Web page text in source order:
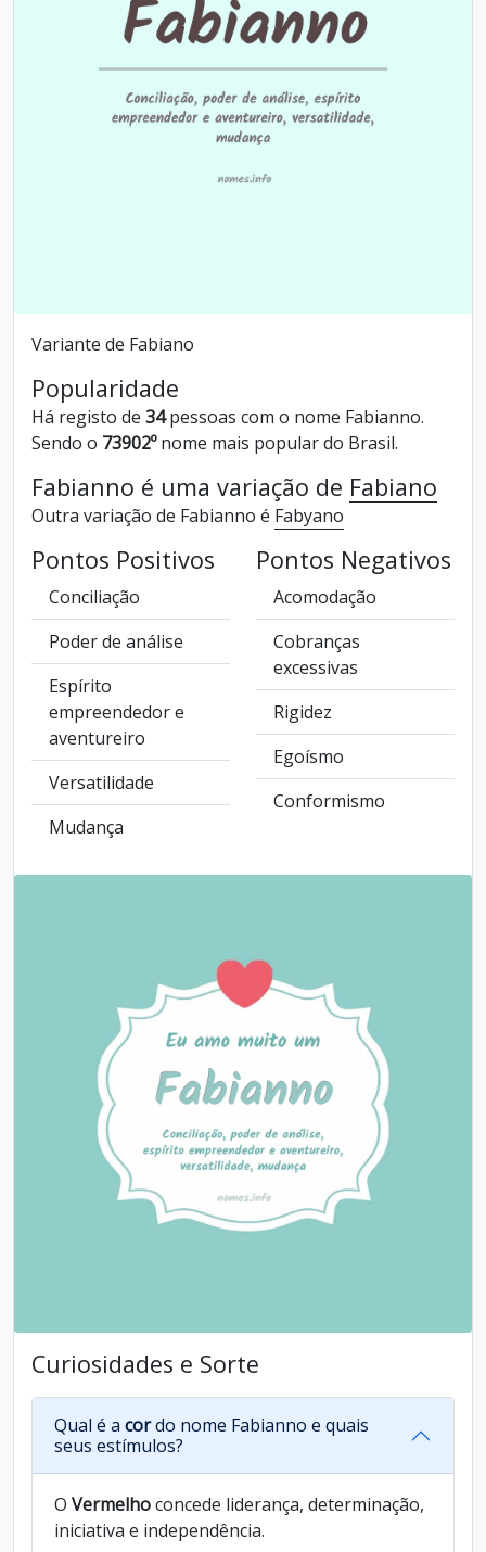
Variante de Fabiano
Popularidade
Há registo de 34pessoas com o nome Fabianno.
Sendo o 73902ºnome mais popular do Brasil.
Fabianno é uma variação de Fabiano
Outra variação de Fabianno é Fabyano
Pontos Positivos
Conciliação
Poder de análise
Espírito
empreendedor e
aventureiro
Versatilidade
Mudança
Pontos Negativos
Acomodação
Cobranças
excessivas
Rigidez
Egoísmo
Conformismo
Curiosidades e Sorte
Qual é a cordo nome Fabianno e quais
seus estímulos?
O Vermelhoconcede liderança, determinação,
iniciativa e independência.